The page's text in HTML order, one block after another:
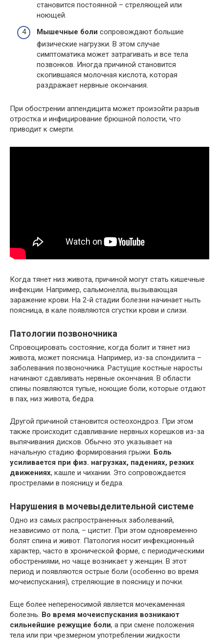
становится постоянной – стреляющей или
ноющей.
Мышечные боли сопровождают большие
физические нагрузки. В этом случае
симптоматика может затрагивать и все тела
позвонков. Иногда причиной становится
скопившаяся молочная кислота, которая
раздражает нервные окончания.
При обострении аппендицита может произойти разрыв
отростка и инфицирование брюшной полости, что
приводит к смерти.
Когда тянет низ живота, причиной могут стать кишечные
инфекции. Например, сальмонелла, вызывающая
заражение крови. На 2-й стадии болезни начинает ныть
поясница, в кале появляются сгустки крови и слизи.
Патологии позвоночника
Спровоцировать состояние, когда болит и тянет низ
живота, может поясница. Например, из-за спондилита –
заболевания позвоночника. Растущие костные наросты
начинают сдавливать нервные окончания. В области
спины появляются тупые, ноющие боли, которые отдают
в пах, низ живота, бедра.
Другой причиной становится остеохондроз. При этом
также происходит сдавливание нервных корешков из-за
выпячивания дисков. Обычно это указывает на
начальную стадию формирования грыжи. Боль
усиливается при физ. нагрузках, падениях, резких
движениях, кашле и чихании. Это сопровождается
прострелами в поясницу и бедра.
Нарушения в мочевыделительной системе
Одно из самых распространенных заболеваний,
независимо от пола, – цистит. При этом одновременно
болят спина и живот. Патология носит инфекционный
характер, часто в хронической форме, с периодическими
обострениями, но чаще возникает у женщин. В этот
период и появляются острые боли (особенно во время
мочеиспускания), стреляющие в поясницу и почки.
Еще более непереносимой является мочекаменная
болезнь. Во время мочеиспускания возникают
сильнейшие режущие боли, а при смене положения
тела или при чрезмерном употреблении жидкости